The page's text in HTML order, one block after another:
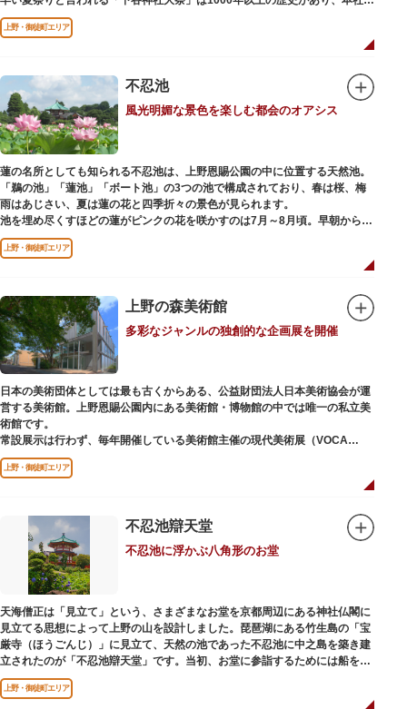
輿の渡御を行う「本祭り」と、町会神輿の渡御だけの「陰祭り」が隔年に行
われています。
本殿には、日本を代表する画家 横山大観による「龍」の天井絵が掲げられて
「句碑」や、初代・三笑亭可楽の寄席が境内で初めて開かれたという「寄席
発祥之地」の石碑などの見どころも。
オリジナルの朱印帳の販売や、月や日によって限定の御朱印頒布も行ってい
ます。
上野・御徒町エリア
不忍池
風光明媚な景色を楽しむ都会のオアシス
蓮の名所としても知られる不忍池は、上野恩賜公園の中に位置する天然池。
「鵜の池」「蓮池」「ボート池」の3つの池で構成されており、春は桜、梅
雨はあじさい、夏は蓮の花と四季折々の景色が見られます。
池を埋め尽くすほどの蓮がピンクの花を咲かすのは7月～8月頃。早朝から午
前のみ開花するので、シーズン中は多くの観光客が朝早くから池を訪れま
す。綺麗な蓮の花を近くから観察できるデッキを散歩しながら朝の不忍池を
から池を眺めれば、新しい発見ができるかもしれません。また、「鵜の池」
にはマガモ・オナガガモなどたくさんの鴨や渡り鳥が訪れます。大都会の中
でバードウォッチングができる珍しいスポットです。
ファミリーで、カップルで、または一人でゆったりと、思い思いの時間をお
過ごしください。
上野・御徒町エリア
上野の森美術館
多彩なジャンルの独創的な企画展を開催
日本の美術団体としては最も古くからある、公益財団法人日本美術協会が運
営する美術館。上野恩賜公園内にある美術館・博物館の中では唯一の私立美
術館です。
常設展示は行わず、毎年開催している美術館主催の現代美術展（VOCA
展）、公募展（上野の森美術館大賞展、日本の自然を描く展）のほか、マン
ガから書展にいたるまで定期的に多彩なジャンルの独創的な企画展を開催し
別館の1階には、小企画展などの開催もできる上野の森美術館ギャラリー、
そして、3階には上野の森アートスクールが設置され、初心者から熟練者を
対象とした油彩・アクリル、水彩、日本画のクラスや、週末に受講できる単
発講座などを開催しています。
上野・御徒町エリア
不忍池辯天堂
不忍池に浮かぶ八角形のお堂
天海僧正は「見立て」という、さまざまなお堂を京都周辺にある神社仏閣に
見立てる思想によって上野の山を設計しました。琵琶湖にある竹生島の「宝
厳寺（ほうごんじ）」に見立て、天然の池であった不忍池に中之島を築き建
立されたのが「不忍池辯天堂」です。当初、お堂に参詣するためには船を使
用していましたが、参詣者が増えたことから橋がかけられました。不忍池の
どこからでも参拝できるように、八角形の建物になったと言われ、7月から8
上野・御徒町エリア